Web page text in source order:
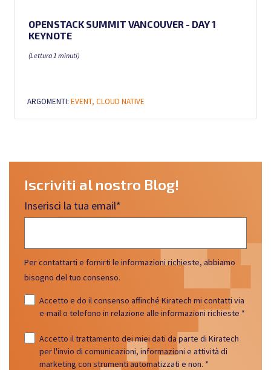
OPENSTACK SUMMIT VANCOUVER - DAY 1
KEYNOTE
(Lettura 1 minuti)
ARGOMENTI: EVENT, CLOUD NATIVE
Iscriviti al nostro Blog!
Inserisci la tua email*
Per contattarti e fornirti le informazioni richieste, abbiamo
bisogno del tuo consenso.
Accetto e do il consenso affinché Kiratech mi contatti via
e-mail o telefono in relazione alle informazioni richieste *
Accetto il trattamento dei miei dati da parte di Kiratech
per l'invio di comunicazioni, informazioni e attività di
marketing con strumenti automatizzati e non. *